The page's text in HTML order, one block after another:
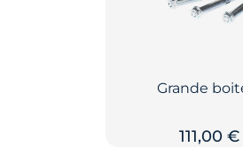
Grande
111,00 €